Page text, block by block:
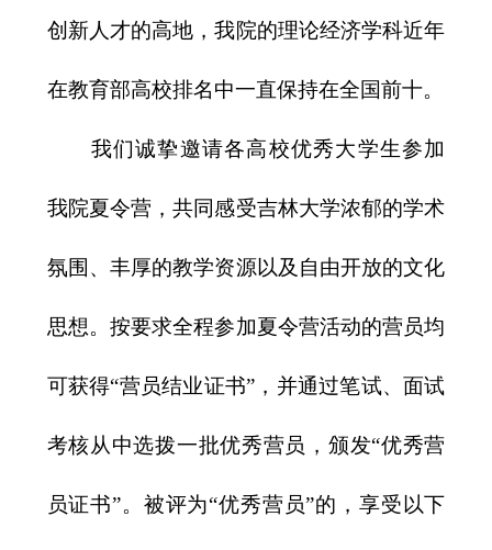
创新人才的高地，我院的理论经济学科近年
在教育部高校排名中一直保持在全国前十。
我们诚挚邀请各高校优秀大学生参加
我院夏令营，共同感受吉林大学浓郁的学术
氛围、丰厚的教学资源以及自由开放的文化
思想。按要求全程参加夏令营活动的营员均
可获得“营员结业证书”，并通过笔试、面试
考核从中选拨一批优秀营员，颁发“优秀营
员证书”。 被评为“优秀营员”的，享受以下